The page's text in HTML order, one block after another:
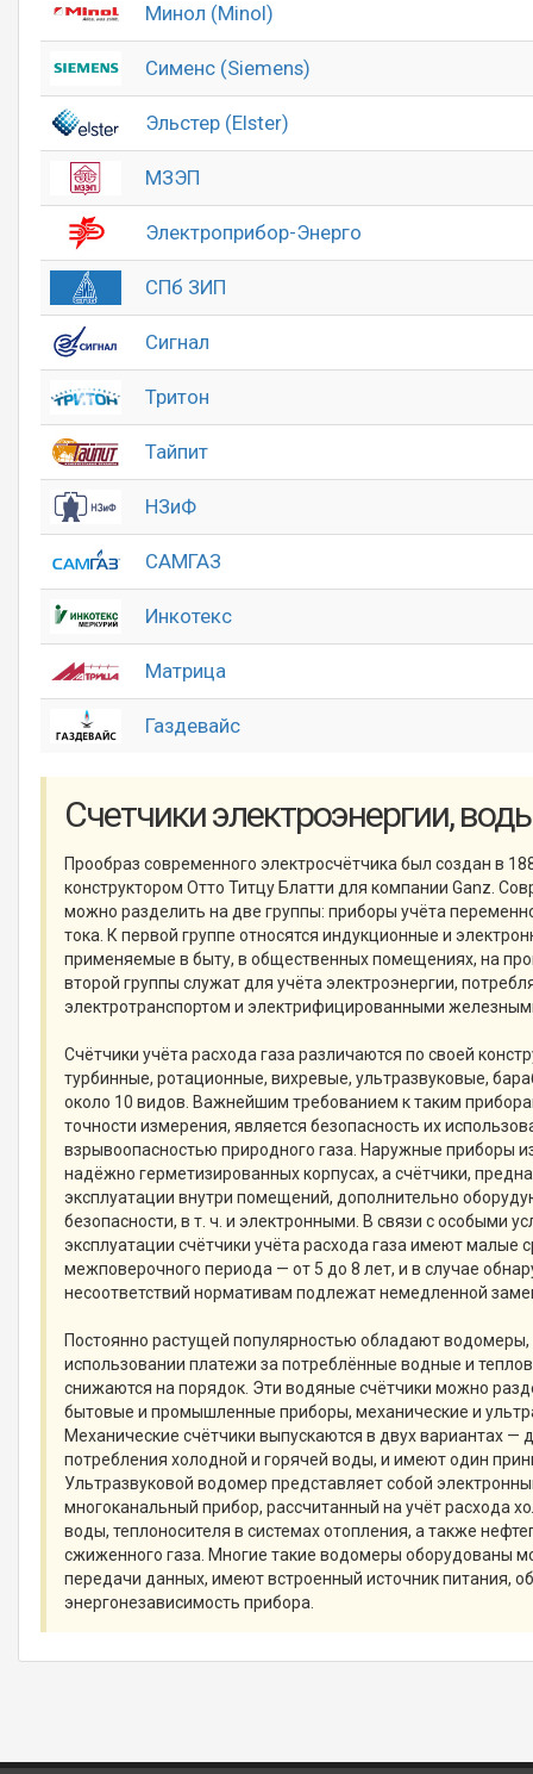
Минол (Minol)
Сименс (Siemens)
Эльстер (Elster)
МЗЭП
Электроприбор-Энерго
СПб ЗИП
Сигнал
Тритон
Тайпит
НЗиФ
САМГАЗ
Инкотекс
Матрица
Газдевайс
Счетчики электроэнергии,
Прообраз современного электросчётчика был создан в
конструктором Отто Титцу Блатти для компании Ganz.
можно разделить на две группы: приборы учёта
тока. К первой группе относятся индукционные и
применяемые в быту, в общественных помещениях, на
второй группы служат для учёта электроэнергии,
электротранспортом и электрифицированными
Счётчики учёта расхода газа различаются по своей
турбинные, ротационные, вихревые, ультразвуковые,
около 10 видов. Важнейшим требованием к таким
точности измерения, является безопасность их
взрывоопасностью природного газа. Наружные приборы
надёжно герметизированных корпусах, а счётчики,
эксплуатации внутри помещений, дополнительно
безопасности, в т. ч. и электронными. В связи с особыми
эксплуатации счётчики учёта расхода газа имеют малые
межповерочного периода — от 5 до 8 лет, и в случае
несоответствий нормативам подлежат немедленной
Постоянно растущей популярностью обладают водомеры,
использовании платежи за потреблённые водные и
снижаются на порядок. Эти водяные счётчики можно
бытовые и промышленные приборы, механические и
Механические счётчики выпускаются в двух вариантах —
потребления холодной и горячей воды, и имеют один
Ультразвуковой водомер представляет собой
многоканальный прибор, рассчитанный на учёт расхода
воды, теплоносителя в системах отопления, а также
сжиженного газа. Многие такие водомеры оборудованы
передачи данных, имеют встроенный источник питания,
энергонезависимость прибора.